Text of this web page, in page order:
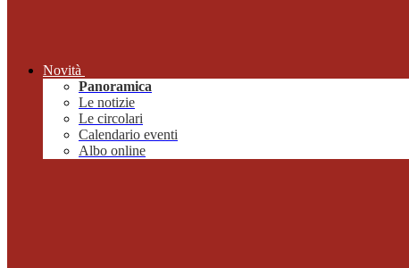
Novità
Panoramica
Le notizie
Le circolari
Calendario eventi
Albo online